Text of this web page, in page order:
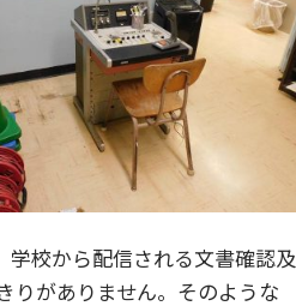
校から配信される文書確認及
りがありません。そのような